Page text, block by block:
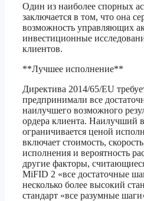
Один из наиболее спорных
заключается в том, что она
возможность управляющих
инвестиционные
клиентов.
**Лучшее исполнение**
Директива 2014/65/EU
предпринимали все
наилучшего возможного
ордера клиента. Наилучший
ограничивается ценой
включает стоимость,
исполнения и вероятность
другие факторы,
MiFID 2 «все достаточные
несколько более высокий
стандарт «все разумные